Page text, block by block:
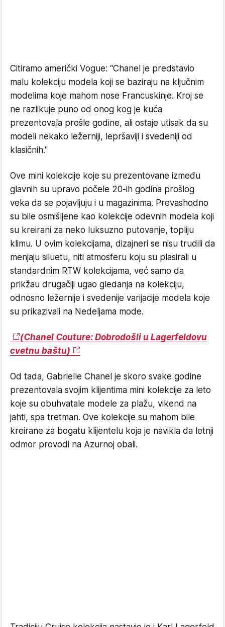
Citiramo američki Vogue: “Chanel je predstavio
malu kolekciju modela koji se baziraju na ključnim
modelima koje mahom nose Francuskinje. Kroj se
ne razlikuje puno od onog kog je kuća
prezentovala prošle godine, ali ostaje utisak da su
modeli nekako ležerniji, lepršaviji i svedeniji od
klasičnih."
Ove mini kolekcije koje su prezentovane između
glavnih su upravo počele 20-ih godina prošlog
veka da se pojavljuju i u magazinima. Prevashodno
su bile osmišljene kao kolekcije odevnih modela koji
su kreirani za neko luksuzno putovanje, topliju
klimu. U ovim kolekcijama, dizajneri se nisu trudili da
menjaju siluetu, niti atmosferu koju su plasirali u
standardnim RTW kolekcijama, već samo da
prikžau drugačiji ugao gledanja na kolekciju,
odnosno ležernije i svedenije varijacije modela koje
su prikazivali na Nedeljama mode.
(Chanel Couture: Dobrodošli u Lagerfeldovu
cvetnu baštu)
Od tada, Gabrielle Chanel je skoro svake godine
prezentovala svojim klijentima mini kolekcije za leto
koje su obuhvatale modele za plažu, vikend na
jahti, spa tretman. Ove kolekcije su mahom bile
kreirane za bogatu klijentelu koja je navikla da letnji
odmor provodi na Azurnoj obali.